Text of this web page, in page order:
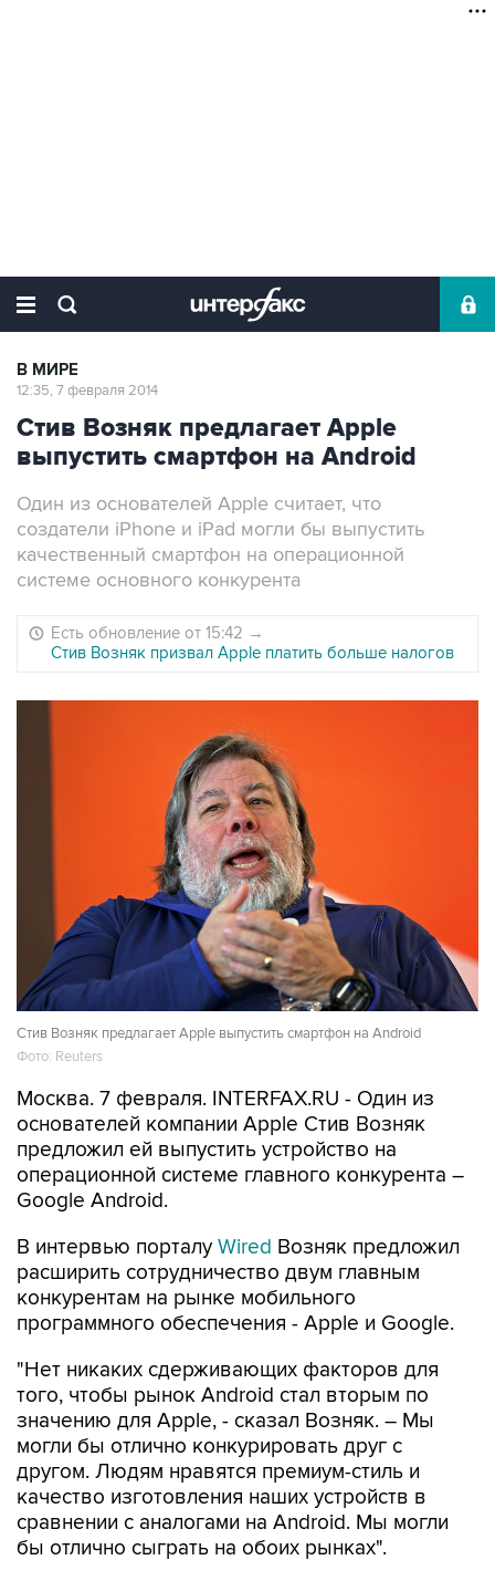
В МИРЕ
12:35, 7 февраля 2014
Стив Возняк предлагает Apple
выпустить смартфон на Android
Один из основателей Apple считает, что
создатели iPhone и iPad могли бы выпустить
качественный смартфон на операционной
системе основного конкурента
Есть обновление от 15:42 →
Стив Возняк призвал Apple платить больше налогов
Стив Возняк предлагает Apple выпустить смартфон на Android
Фото: Reuters
Москва. 7 февраля. INTERFAX.RU - Один из
основателей компании Apple Стив Возняк
предложил ей выпустить устройство на
операционной системе главного конкурента –
Google Android.
В интервью порталу Wired Возняк предложил
расширить сотрудничество двум главным
конкурентам на рынке мобильного
программного обеспечения - Apple и Google.
"Нет никаких сдерживающих факторов для
того, чтобы рынок Android стал вторым по
значению для Apple, - сказал Возняк. – Мы
могли бы отлично конкурировать друг с
другом. Людям нравятся премиум-стиль и
качество изготовления наших устройств в
сравнении с аналогами на Android. Мы могли
бы отлично сыграть на обоих рынках".